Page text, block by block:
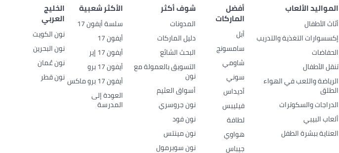
المواليد الألعاب
أثاث الأطفال
إكسسوارات التغذية والتدريب
الحفاضات
تنقل الأطفال
الرياضة واللعب في الهواء
الطلق
الدراجات والسكوترات
ألعاب البيبي
العناية ببشرة الطفل
أفضل
الماركات
أبل
سامسونج
شاومي
سوني
أديداس
فيليبس
لطافة
هواوي
جيباس
شوف أكثر
المدونات
دليل الماركات
البحث الشائع
التسويق بالعمولة مع
نون
أسواق العثيم
نون جروسري
نون فود
نون مينتس
نون سوبرمول
الأكثر شعبية
سلسة أيفون 17
أيفون 17
أيفون 17 إير
أيفون 17 برو
أيفون 17 برو ماكس
العودة إلى
المدرسة
الخليج
العربي
نون الكويت
نون البحرين
نون عُمان
نون قطر